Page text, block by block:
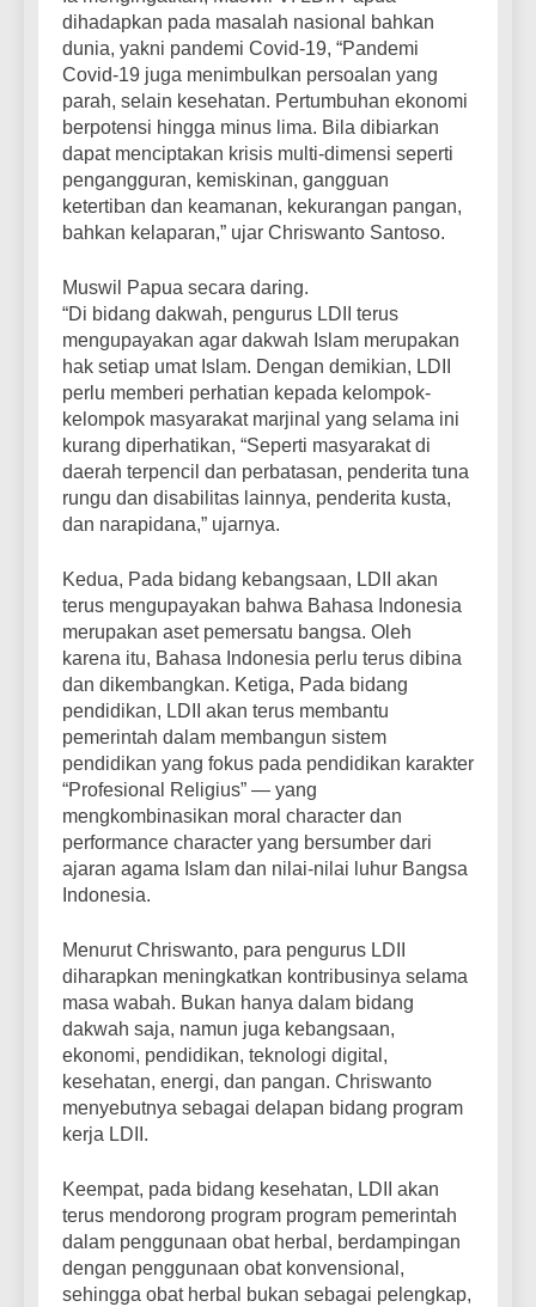
dihadapkan pada masalah nasional bahkan
dunia, yakni pandemi Covid-19, “Pandemi
Covid-19 juga menimbulkan persoalan yang
parah, selain kesehatan. Pertumbuhan ekonomi
berpotensi hingga minus lima. Bila dibiarkan
dapat menciptakan krisis multi-dimensi seperti
pengangguran, kemiskinan, gangguan
ketertiban dan keamanan, kekurangan pangan,
bahkan kelaparan,” ujar Chriswanto Santoso.
Muswil Papua secara daring.
“Di bidang dakwah, pengurus LDII terus
mengupayakan agar dakwah Islam merupakan
hak setiap umat Islam. Dengan demikian, LDII
perlu memberi perhatian kepada kelompok-
kelompok masyarakat marjinal yang selama ini
kurang diperhatikan, “Seperti masyarakat di
daerah terpencil dan perbatasan, penderita tuna
rungu dan disabilitas lainnya, penderita kusta,
dan narapidana,” ujarnya.
Kedua, Pada bidang kebangsaan, LDII akan
terus mengupayakan bahwa Bahasa Indonesia
merupakan aset pemersatu bangsa. Oleh
karena itu, Bahasa Indonesia perlu terus dibina
dan dikembangkan. Ketiga, Pada bidang
pendidikan, LDII akan terus membantu
pemerintah dalam membangun sistem
pendidikan yang fokus pada pendidikan karakter
“Profesional Religius” — yang
mengkombinasikan moral character dan
performance character yang bersumber dari
ajaran agama Islam dan nilai-nilai luhur Bangsa
Indonesia.
Menurut Chriswanto, para pengurus LDII
diharapkan meningkatkan kontribusinya selama
masa wabah. Bukan hanya dalam bidang
dakwah saja, namun juga kebangsaan,
ekonomi, pendidikan, teknologi digital,
kesehatan, energi, dan pangan. Chriswanto
menyebutnya sebagai delapan bidang program
kerja LDII.
Keempat, pada bidang kesehatan, LDII akan
terus mendorong program program pemerintah
dalam penggunaan obat herbal, berdampingan
dengan penggunaan obat konvensional,
sehingga obat herbal bukan sebagai pelengkap,